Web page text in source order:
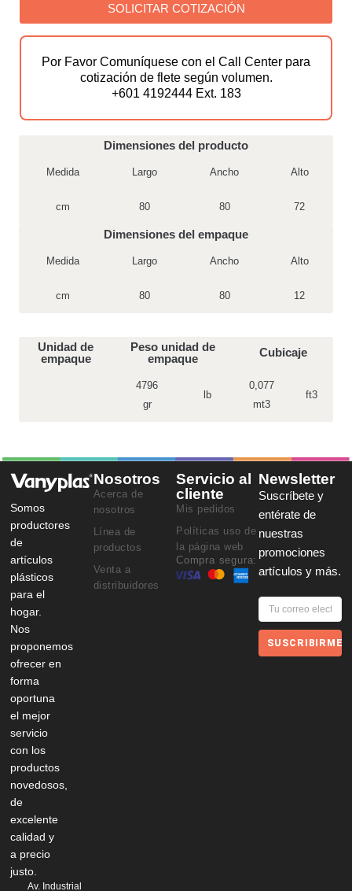
SOLICITAR COTIZACIÓN
Por Favor Comuníquese con el Call Center para
cotización de flete según volumen.
+601 4192444 Ext. 183
Dimensiones del producto
Medida Largo Ancho Alto
cm 80 80 72
Dimensiones del empaque
Medida Largo Ancho Alto
cm 80 80 12
Unidad de
empaque
Peso unidad de
empaque
Cubicaje
4796
gr
lb
0,077
mt3
ft3
Somos
productores
de
artículos
plásticos
para el
hogar.
Nos
proponemos
ofrecer en
forma
oportuna
el mejor
servicio
con los
productos
novedosos,
de
excelente
calidad y
a precio
justo.
Av. Industrial
Nosotros
Acerca de
nosotros
Línea de
productos
Venta a
distribuidores
Servicio al
cliente
Mis pedidos
Políticas uso de
la página web
Compra segura:
Newsletter
Suscríbete y
entérate de
nuestras
promociones
artículos y más.
SUSCRIBIRME